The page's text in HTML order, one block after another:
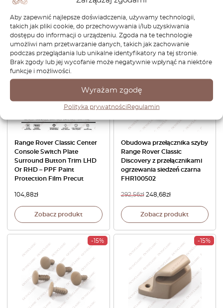
Aby zapewnić najlepsze doświadczenia, używamy technologii,
takich jak pliki cookie, do przechowywania i/lub uzyskiwania
dostępu do informacji o urządzeniu. Zgoda na te technologie
umożliwi nam przetwarzanie danych, takich jak zachowanie
podczas przeglądania lub unikalne identyfikatory na tej stronie.
Brak zgody lub jej wycofanie może negatywnie wpłynąć na niektóre
funkcje i możliwości.
Wyrażam zgodę
Polityka prywatności Regulamin
Zobacz produkt Zobacz produkt
Range Rover Classic Center
Console Switch Plate
Surround Button Trim LHD
Or RHD – PPF Paint
Protection Film Precut
104,88zł
Zobacz produkt
-15%
Obudowa przełącznika szyby
Range Rover Classic
Discovery z przełącznikami
ogrzewania siedzeń czarna
FHR100502
292,56zł 248,68zł
Zobacz produkt
-15% -15%